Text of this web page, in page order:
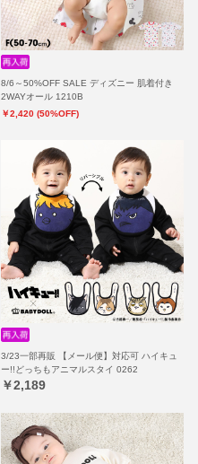
8/6～50%OFF SALE ディズニー 肌着付き
2WAYオール 1210B
￥2,420 (50%OFF)
3/23一部再販 【メール便】対応可 ハイキュ
ー!!どっちもアニマルスタイ 0262
￥2,189